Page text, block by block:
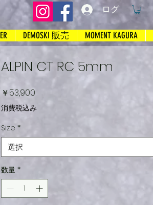
ログイン
DEMOSKI 販売 MOMENT KAGURA
ALPIN CT RC 5mm
￥53,900
格
消費税込み
Size *
選択
数量 *